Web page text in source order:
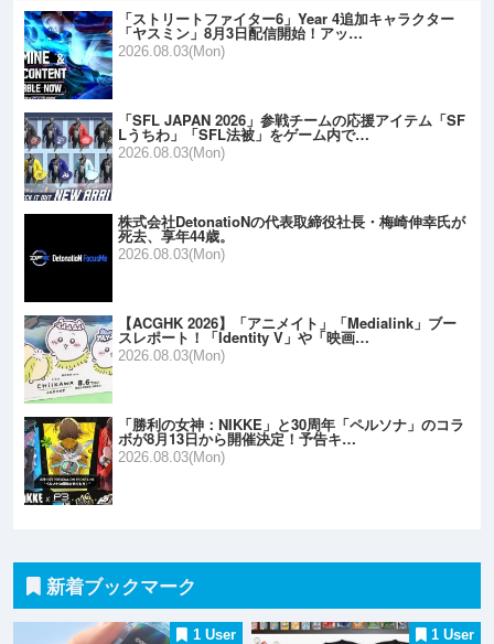
「ストリートファイター6」Year 4追加キャラクター
「ヤスミン」8月3日配信開始！アッ…
2026.08.03(Mon)
「SFL JAPAN 2026」参戦チームの応援アイテム「SF
Lうちわ」「SFL法被」をゲーム内で…
2026.08.03(Mon)
株式会社DetonatioNの代表取締役社長・梅崎伸幸氏が
死去、享年44歳。
2026.08.03(Mon)
【ACGHK 2026】「アニメイト」「Medialink」ブー
スレポート！「Identity V」や「映画…
2026.08.03(Mon)
「勝利の女神：NIKKE」と30周年「ペルソナ」のコラ
ボが8月13日から開催決定！予告キ…
2026.08.03(Mon)
新着ブックマーク
1 User 1 User